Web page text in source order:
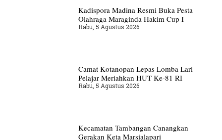
Kadispora Madina Resmi Buka Pesta
Olahraga Maraginda Hakim Cup I
Rabu, 5 Agustus 2026
Camat Kotanopan Lepas Lomba Lari
Pelajar Meriahkan HUT Ke-81 RI
Rabu, 5 Agustus 2026
Kecamatan Tambangan Canangkan
Gerakan Keta Marsialapari